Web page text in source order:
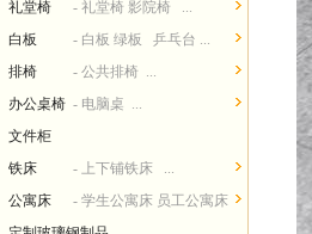
- 礼堂椅 影院椅 ...
礼堂椅
- 白板 绿板 乒乓台 ...
白板
- 公共排椅 ...
排椅
- 电脑桌 ...
办公桌椅
文件柜
- 上下铺铁床 ...
铁床
- 学生公寓床 员工公寓床
...
公寓床